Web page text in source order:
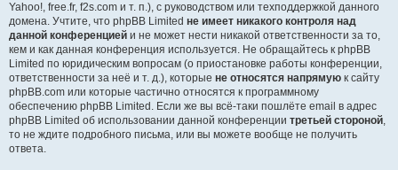
Yahoo!, free.fr, f2s.com и т. п.), с руководством или техподдержкой данного
домена. Учтите, что phpBB Limited не имеет никакого контроля над
данной конференцией и не может нести никакой ответственности за то,
кем и как данная конференция используется. Не обращайтесь к phpBB
Limited по юридическим вопросам (о приостановке работы конференции,
ответственности за неё и т. д.), которые не относятся напрямую к сайту
phpBB.com или которые частично относятся к программному
обеспечению phpBB Limited. Если же вы всё-таки пошлёте email в адрес
phpBB Limited об использовании данной конференции третьей стороной,
то не ждите подробного письма, или вы можете вообще не получить
ответа.